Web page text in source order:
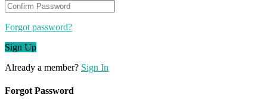
Forgot password?
Sign Up
Already a member? Sign In
Forgot Password